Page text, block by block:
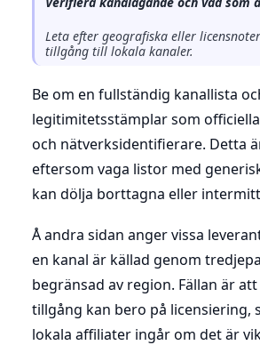
Leta efter geografiska eller
tillgång till lokala kanaler.
Be om en fullständig kanallista
legitimitetsstämplar som
och nätverksidentifierare. Detta
eftersom vaga listor med
kan dölja borttagna eller
Å andra sidan anger vissa
en kanal är källad genom
begränsad av region. Fällan är
tillgång kan bero på licensiering,
lokala affiliater ingår om det är